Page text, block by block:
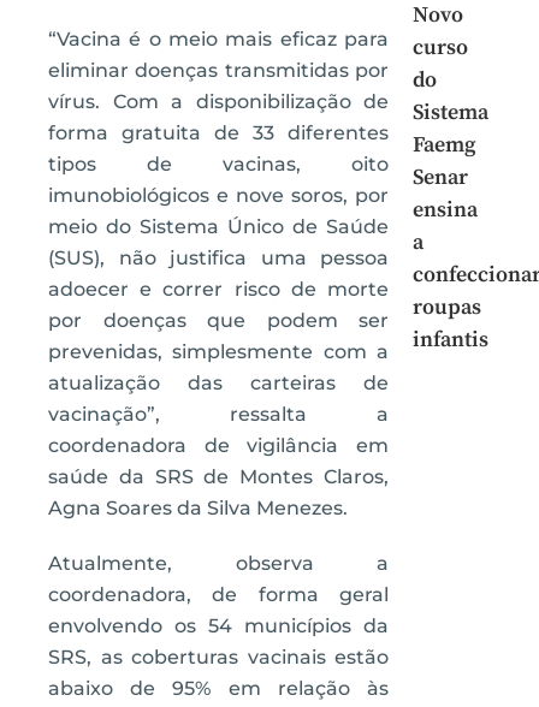
“Vacina é o meio mais eficaz para
eliminar doenças transmitidas por
vírus. Com a disponibilização de
forma gratuita de 33 diferentes
tipos de vacinas, oito
imunobiológicos e nove soros, por
meio do Sistema Único de Saúde
(SUS), não justifica uma pessoa
adoecer e correr risco de morte
por doenças que podem ser
prevenidas, simplesmente com a
atualização das carteiras de
vacinação”, ressalta a
coordenadora de vigilância em
saúde da SRS de Montes Claros,
Agna Soares da Silva Menezes.
Atualmente, observa a
coordenadora, de forma geral
envolvendo os 54 municípios da
SRS, as coberturas vacinais estão
abaixo de 95% em relação às
Novo
curso
do
Sistema
Faemg
Senar
ensina
a
roupas
infantis